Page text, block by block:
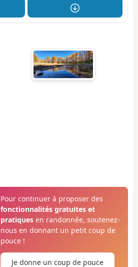
Pour continuer à proposer des
fonctionnalités gratuites et
pratiquesen randonnée, soutenez-
nous en donnant un petit coup de
pouce !
Je donne un coup de pouce